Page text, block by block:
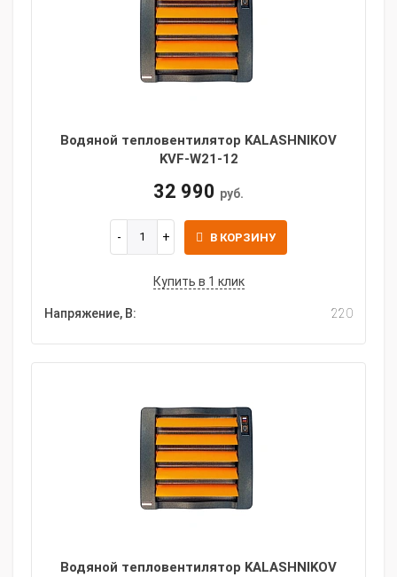
Водяной тепловентилятор KALASHNIKOV
KVF-W21-12
32 990 руб.
В КОРЗИНУ
Купить в 1 клик
Напряжение, В: 220
Водяной тепловентилятор KALASHNIKOV